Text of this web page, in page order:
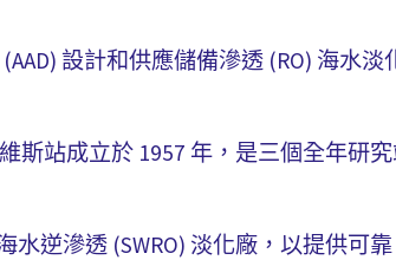
設計和供應儲備滲透 (RO) 海水淡
斯站成立於 1957 年，是三個全年研
逆滲透 (SWRO) 淡化廠，以提供可